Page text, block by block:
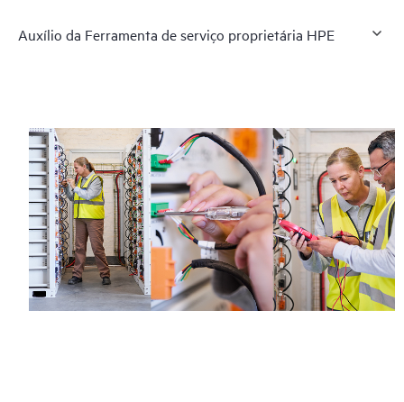
Auxílio da Ferramenta de serviço proprietária HPE